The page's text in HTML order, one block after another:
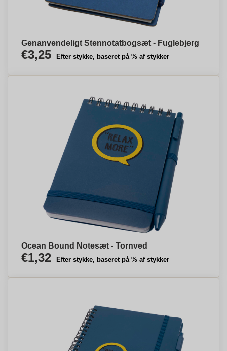
Genanvendeligt Stennotatbogsæt - Fuglebjerg
€3,25 Efter stykke, baseret på % af stykker
Ocean Bound Notesæt - Tornved
€1,32 Efter stykke, baseret på % af stykker